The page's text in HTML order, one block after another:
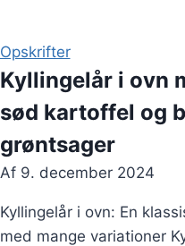
og
kartofler
Opskrifter
Kyllingelår i ovn
sød kartoffel og
grøntsager
Af 9. december 2024
Kyllingelår i ovn: En
med mange variationer